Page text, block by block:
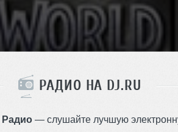
РАДИО НА DJ.RU
Радио— слушайте лучшую